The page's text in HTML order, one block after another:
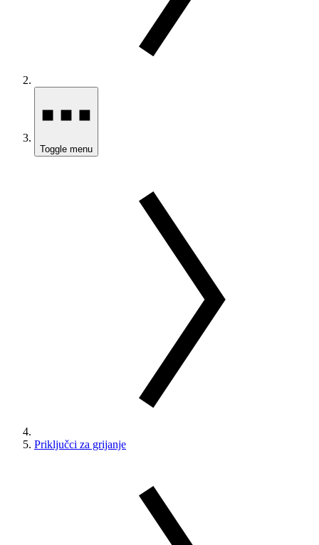
Toggle menu
Priključci za grijanje